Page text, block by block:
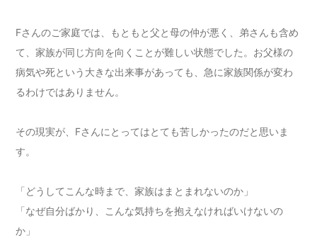
Fさんのご家庭では、もともと父と母の仲が悪く、弟さんも含め
て、家族が同じ方向を向くことが難しい状態でした。お父様の
病気や死という大きな出来事があっても、急に家族関係が変わ
るわけではありません。
その現実が、Fさんにとってはとても苦しかったのだと思いま
す。
「どうしてこんな時まで、家族はまとまれないのか」
「なぜ自分ばかり、こんな気持ちを抱えなければいけないの
か」